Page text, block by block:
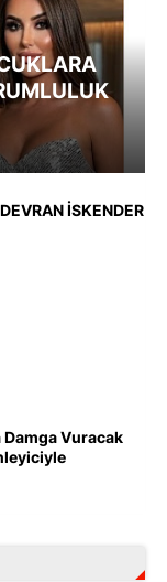
İSKENDER
Damga Vuracak